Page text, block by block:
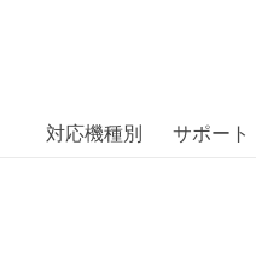
海外ブランド」をはじめ
対応機種別 サポート